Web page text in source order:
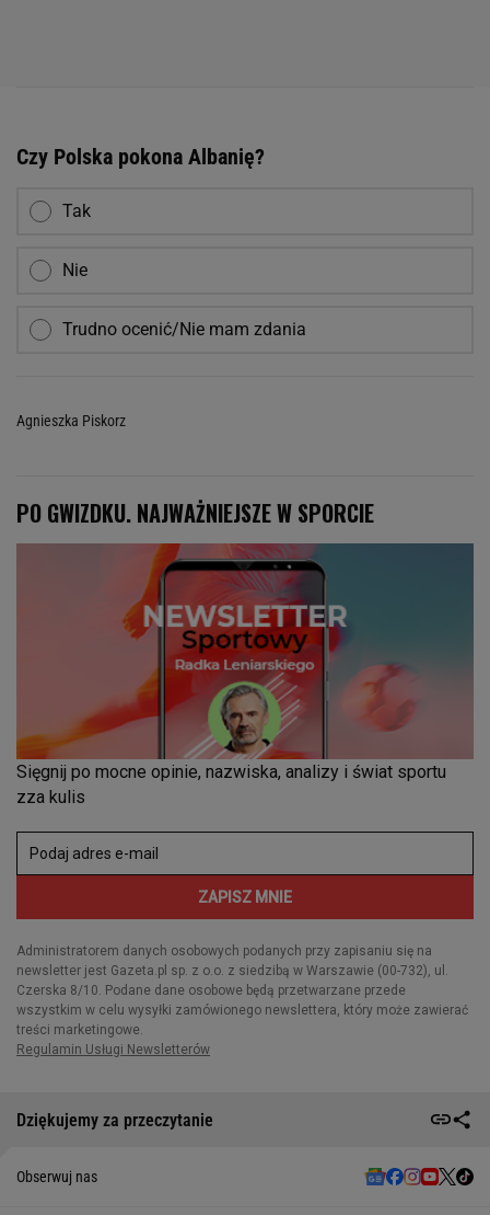
Czy Polska pokona Albanię?
Tak
Nie
Trudno ocenić/Nie mam zdania
Agnieszka Piskorz
Dziękujemy za przeczytanie
Obserwuj nas